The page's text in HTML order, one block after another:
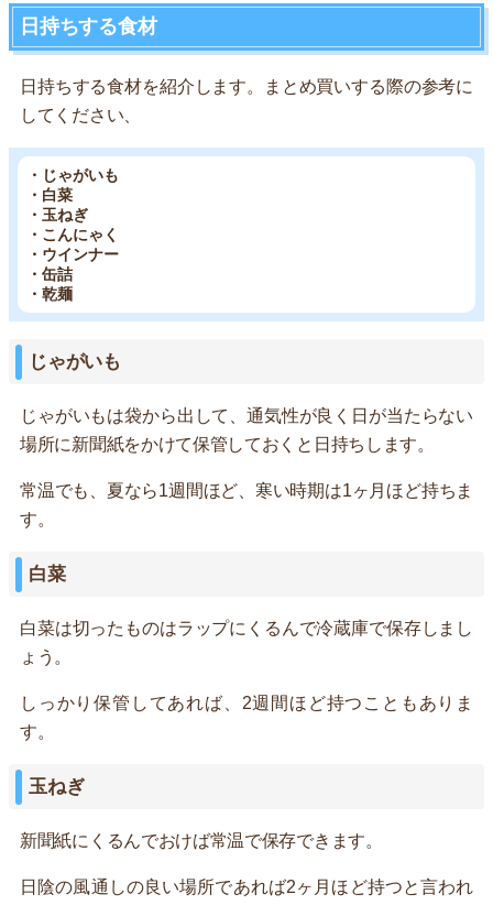
日持ちする食材
日持ちする食材を紹介します。まとめ買いする際の参考に
してください、
・じゃがいも
・白菜
・玉ねぎ
・こんにゃく
・ウインナー
・缶詰
・乾麺
じゃがいも
じゃがいもは袋から出して、通気性が良く日が当たらない
場所に新聞紙をかけて保管しておくと日持ちします。
常温でも、夏なら1週間ほど、寒い時期は1ヶ月ほど持ちま
す。
白菜
白菜は切ったものはラップにくるんで冷蔵庫で保存しまし
ょう。
しっかり保管してあれば、2週間ほど持つこともありま
す。
玉ねぎ
新聞紙にくるんでおけば常温で保存できます。
日陰の風通しの良い場所であれば2ヶ月ほど持つと言われ